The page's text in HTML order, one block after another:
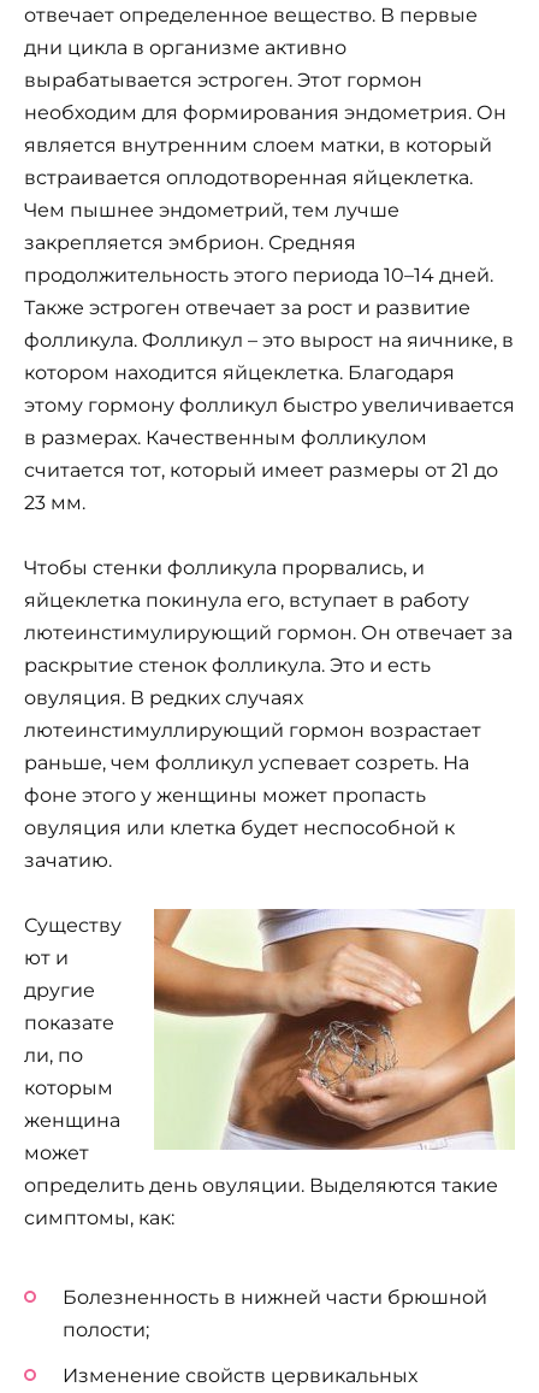
отвечает определенное вещество. В первые
дни цикла в организме активно
вырабатывается эстроген. Этот гормон
необходим для формирования эндометрия. Он
является внутренним слоем матки, в который
встраивается оплодотворенная яйцеклетка.
Чем пышнее эндометрий, тем лучше
закрепляется эмбрион. Средняя
продолжительность этого периода 10–14 дней.
Также эстроген отвечает за рост и развитие
фолликула. Фолликул – это вырост на яичнике, в
котором находится яйцеклетка. Благодаря
этому гормону фолликул быстро увеличивается
в размерах. Качественным фолликулом
считается тот, который имеет размеры от 21 до
23 мм.
Чтобы стенки фолликула прорвались, и
яйцеклетка покинула его, вступает в работу
лютеинстимулирующий гормон. Он отвечает за
раскрытие стенок фолликула. Это и есть
овуляция. В редких случаях
лютеинстимуллирующий гормон возрастает
раньше, чем фолликул успевает созреть. На
фоне этого у женщины может пропасть
овуляция или клетка будет неспособной к
зачатию.
Существу
ют и
другие
показате
ли, по
которым
женщина
может
определить день овуляции. Выделяются такие
симптомы, как:
Болезненность в нижней части брюшной
полости;
Изменение свойств цервикальных